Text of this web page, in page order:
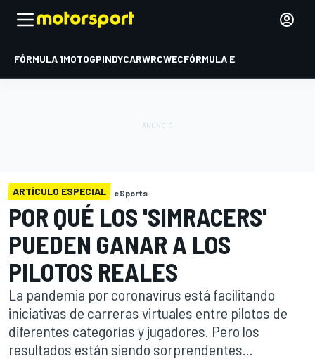
FÓRMULA 1MOTOGPINDYCARWRCWECFÓRMULA E
ARTÍCULO ESPECIAL eSports
POR QUÉ LOS 'SIMRACERS'
PUEDEN GANAR A LOS
PILOTOS REALES
La pandemia por coronavirus está facilitando
iniciativas de carreras virtuales entre pilotos de
diferentes categorías y jugadores. Pero los
resultados están siendo sorprendentes...